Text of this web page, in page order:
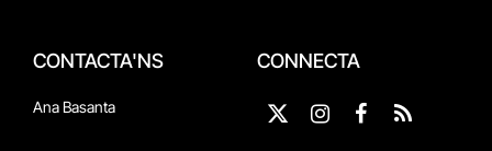
CONTACTA'NS
Ana Basanta
CONNECTA
X
Instagram
Facebook
RSS